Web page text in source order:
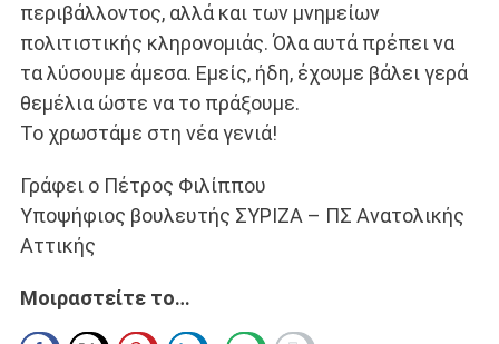
περιβάλλοντος, αλλά και των μνημείων
πολιτιστικής κληρονομιάς. Όλα αυτά πρέπει να
τα λύσουμε άμεσα. Εμείς, ήδη, έχουμε βάλει γερά
θεμέλια ώστε να το πράξουμε.
Το χρωστάμε στη νέα γενιά!
Γράφει ο Πέτρος Φιλίππου
Υποψήφιος βουλευτής ΣΥΡΙΖΑ – ΠΣ Ανατολικής
Αττικής
Μοιραστείτε το…